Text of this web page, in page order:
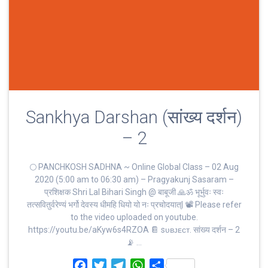
Sankhya Darshan (सांख्य दर्शन)
– 2
🌕 PANCHKOSH SADHNA ~ Online Global Class – 02 Aug
2020 (5:00 am to 06:30 am) – Pragyakunj Sasaram –
प्रशिक्षक Shri Lal Bihari Singh @ बाबूजी 🙏ॐ भूर्भुवः स्‍वः
तत्‍सवितुर्वरेण्‍यं भर्गो देवस्य धीमहि धियो यो नः प्रचोदयात्‌| 📽 Please refer
to the video uploaded on youtube.
https://youtu.be/aKyw6s4RZOA 📔 sᴜʙᴊᴇᴄᴛ. सांख्य दर्शन – 2
📡 …
W
S